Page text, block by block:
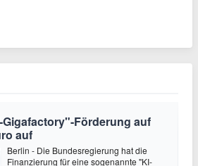
Förderung auf
auf
Berlin - Die Bundesregierung hat die
Finanzierung für eine sogenannte "KI-